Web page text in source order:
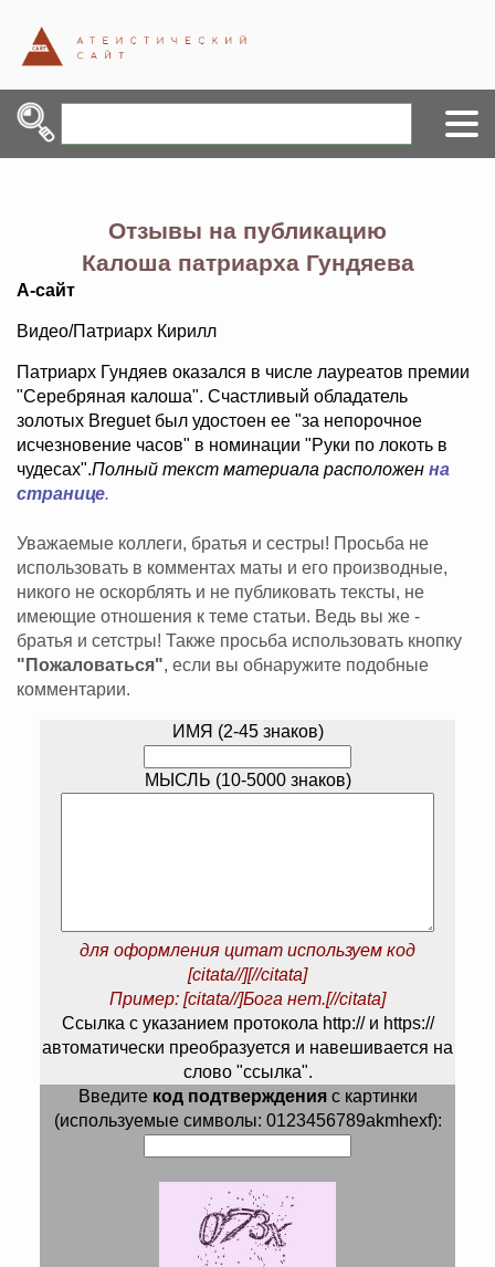
Отзывы на публикацию
Калоша патриарха Гундяева
А-сайт
Видео/Патриарх Кирилл
Патриарх Гундяев оказался в числе лауреатов премии
"Серебряная калоша". Счастливый обладатель
золотых Breguet был удостоен ее "за непорочное
исчезновение часов" в номинации "Руки по локоть в
чудесах".Полный текст материала расположен на
странице.
Уважаемые коллеги, братья и сестры! Просьба не
использовать в комментах маты и его производные,
никого не оскорблять и не публиковать тексты, не
имеющие отношения к теме статьи. Ведь вы же -
братья и сетстры! Также просьба использовать кнопку
"Пожаловаться", если вы обнаружите подобные
комментарии.
ИМЯ (2-45 знаков)
МЫСЛЬ (10-5000 знаков)
для оформления цитат используем код
[citata//][//citata]
Пример: [citata//]Бога нет.[//citata]
Ссылка с указанием протокола http:// и https://
автоматически преобразуется и навешивается на
слово "ссылка".
Введите код подтвержденияс картинки
(используемые символы: 0123456789akmhexf):